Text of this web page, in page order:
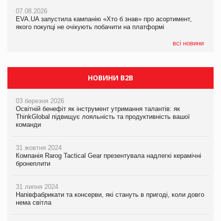
07.08.2026
EVA.UA запустила кампанію «Хто б знав» про асортимент,
якого покупці не очікують побачити на платформі
всі новини
05.08.2026
Мережа супермаркетів VARUS купує мережу магазинів
НОВИНИ B2B
03 березня 2026
Освітній бенефіт як інструмент утримання талантів: як
ThinkGlobal підвищує лояльність та продуктивність вашої
команди
31 жовтня 2024
Компанія Rarog Tactical Gear презентувала надлегкі керамічні
бронеплити
31 липня 2024
Напівфабрикати та консерви, які стануть в пригоді, коли довго
нема світла